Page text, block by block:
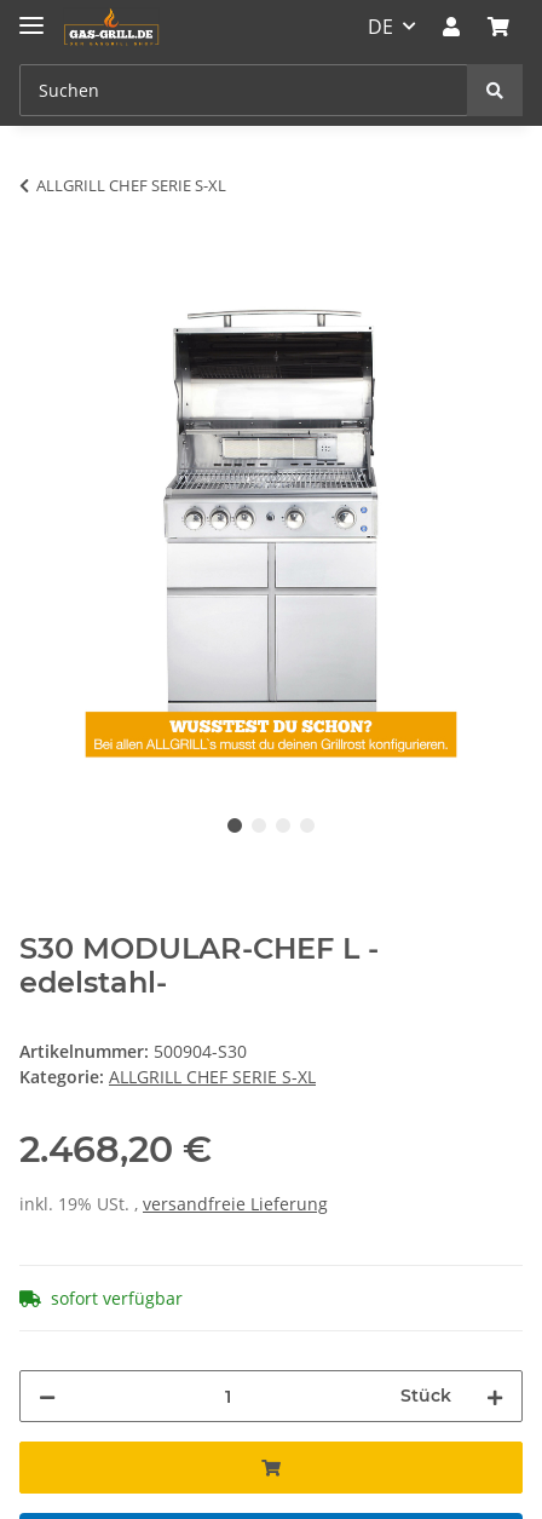
DE
ALLGRILL CHEF SERIE S-XL
S30 MODULAR-CHEF L -
edelstahl-
Artikelnummer: 500904-S30
Kategorie: ALLGRILL CHEF SERIE S-XL
2.468,20 €
inkl. 19% USt. , versandfreie Lieferung
sofort verfügbar
Stück